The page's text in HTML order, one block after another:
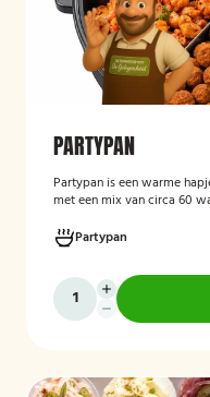
PARTYPAN
Partypan is een warme
met een mix van circa 60
geleverd en hoeft alleen
een eenvoudige en
verjaardagen, jubilea,
Partypan